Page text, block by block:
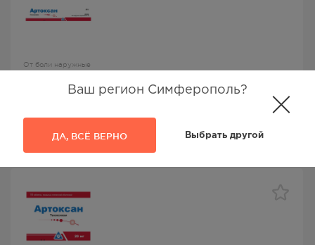
Ваш регион Симферополь?
ДА, ВСЁ ВЕРНО Выбрать другой
От боли наружные
Артоксан гель для наружного применения 1 % туба 45
629.00Р